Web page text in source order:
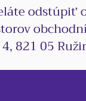
odstúpiť
821 05